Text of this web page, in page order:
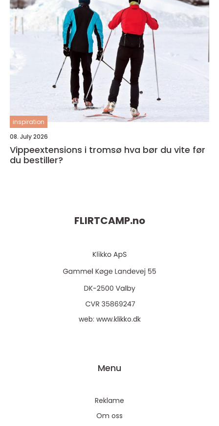
inspiration
08. July 2026
Vippeextensions i tromsø hva bør du vite før
du bestiller?
FLIRTCAMP.no
web: www.klikko.dk
Menu
Reklame
Om oss